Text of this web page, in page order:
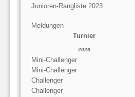
Junioren-Rangliste 2023
Meldungen
Turnier
2026
Mini-Challenger
Mini-Challenger
Challenger
Challenger